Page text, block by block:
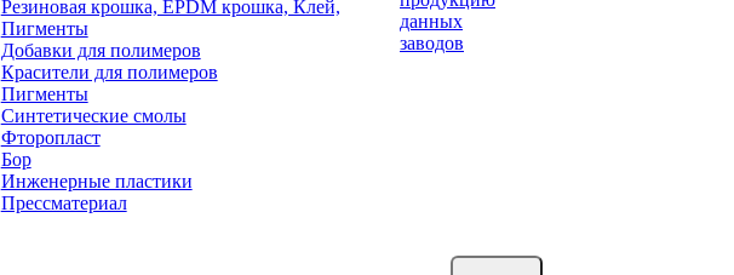
Резиновая крошка, EPDM крошка, Клей,
Пигменты
Добавки для полимеров
Красители для полимеров
Пигменты
Синтетические смолы
Фторопласт
Бор
Инженерные пластики
Прессматериал
данных
заводов